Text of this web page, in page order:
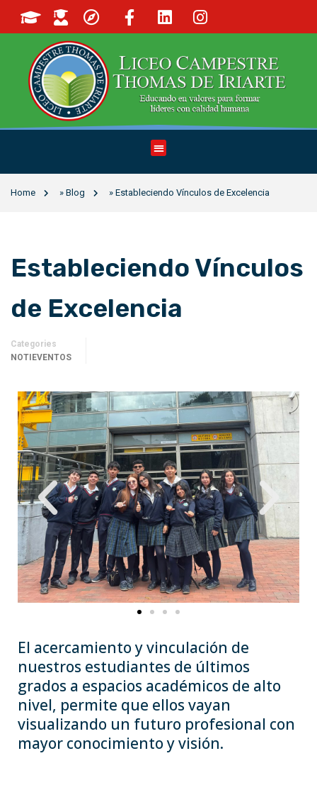
Home » Blog » Estableciendo Vínculos de Excelencia
Estableciendo Vínculos
de Excelencia
Categories
NOTIEVENTOS
El acercamiento y vinculación de
nuestros estudiantes de últimos
grados a espacios académicos de alto
nivel, permite que ellos vayan
visualizando un futuro profesional con
mayor conocimiento y visión.